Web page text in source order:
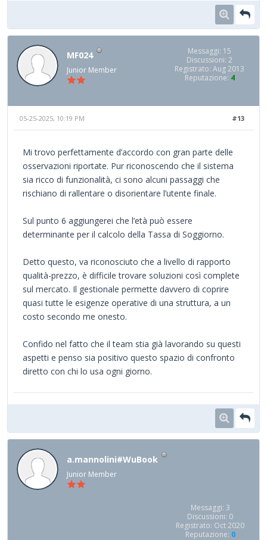
MF024
Junior Member
Messaggi: 15
Discussioni: 2
Registrato: Aug 2013
Reputazione: 4
#13
05-25-2025, 10:19 PM
Mi trovo perfettamente d’accordo con gran parte delle
osservazioni riportate. Pur riconoscendo che il sistema
sia ricco di funzionalità, ci sono alcuni passaggi che
rischiano di rallentare o disorientare l’utente finale.
Sul punto 6 aggiungerei che l’età può essere
determinante per il calcolo della Tassa di Soggiorno.
Detto questo, va riconosciuto che a livello di rapporto
qualità-prezzo, è difficile trovare soluzioni così complete
sul mercato. Il gestionale permette davvero di coprire
quasi tutte le esigenze operative di una struttura, a un
costo secondo me onesto.
Confido nel fatto che il team stia già lavorando su questi
aspetti e penso sia positivo questo spazio di confronto
diretto con chi lo usa ogni giorno.
a.mannolini#WuBook
Junior Member
Messaggi: 3
Discussioni: 0
Registrato: Oct 2020
Reputazione: 0